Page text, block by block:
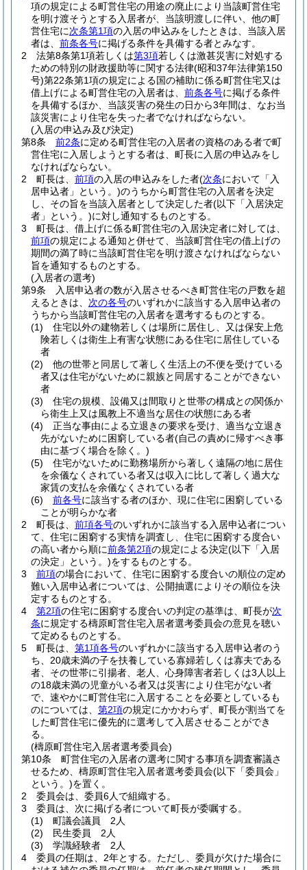
項の規定による町営住宅の用途の廃止により当該町営住宅
を明け渡そうとする入居者が、当該明渡しに伴い、他の町
営住宅に次条第1項の入居の申込みをしたときは、当該入居
者は、 前条各号に掲げる条件を具備する者とみなす。
2
法第8条第1項若しくは第3項若しくは激甚災害に対処する
ための特別の財政援助等に関する法律(昭和37年法律第150
号)第22条第1項の規定による国の補助に係る町営住宅又は
借上げによる町営住宅の入居者は、 前条各号に掲げる条件
を具備するほか、当該災害の発生の日から3年間は、なお当
該災害により住宅を失った者でなければならない。
(入居の申込み及び決定)
第8条
前2条に定める町営住宅の入居者の資格のある者で町
営住宅に入居しようとする者は、町長に入居の申込みをし
なければならない。
2
町長は、 前項の入居の申込みをした者(次条において「入
居申込者」という。)のうちから町営住宅の入居者を決定
し、その旨を当該入居者として決定した者(以下「入居決定
者」という。)に対し通知するものとする。
3
町長は、借上げに係る町営住宅の入居決定者に対しては、
前項の規定による通知と併せて、当該町営住宅の借上げの
期間の満了時に当該町営住宅を明け渡さなければならない
旨を通知するものとする。
(入居者の選考)
第9条
入居申込者の数が入居させるべき町営住宅の戸数を超
えるときは、 次の各号のいずれかに該当する入居申込者の
うちから当該町営住宅の入居者を選考するものとする。
(1)
住宅以外の建物若しくは場所に居住し、又は保安上危
険若しくは衛生上有害な状態にある住宅に居住している
者
(2)
他の世帯と同居して著しく生活上の不便を受けている
者又は住宅がないために親族と同居することができない
者
(3)
住宅の規模、設備又は間取りと世帯の構成との関係か
ら衛生上又は風教上不適当な居住の状態にある者
(4)
正当な事由による立退きの要求を受け、適当な立退き
先がないために困窮している者(自己の責めに帰すべき事
由に基づく場合を除く。)
(5)
住宅がないために勤務場所から著しく遠隔の地に居住
を余儀なくされている者又は収入に比して著しく過大な
家賃の支払を余儀なくされている者
(6)
前各号に該当する者のほか、現に住宅に困窮している
ことが明らかな者
2
町長は、 前項各号のいずれかに該当する入居申込者につい
て、住宅に困窮する実情を調査し、住宅に困窮する度合い
の高い者から順に前条第2項の規定による決定(以下「入居
の決定」という。)をするものとする。
3
前項の場合において、住宅に困窮する度合いの順位の定め
難い入居申込者については、公開抽選によりその順位を決
定するものとする。
4
第2項の住宅に困窮する度合いの判定の基準は、町長が次
条に規定する檮原町営住宅入居者選考委員会の意見を聴い
て定めるものとする。
5
町長は、 第1項各号のいずれかに該当する入居申込者のう
ち、20歳未満の子を扶養している寡婦若しくは寡夫である
者、その世帯に引揚者、老人、心身障害者若しくは3人以上
の18歳未満の児童がいる者又は災害により住宅がない者
で、速やかに町営住宅に入居することを必要としているも
のについては、 第2項の規定にかかわらず、町長が割当てを
した町営住宅に優先的に選考して入居させることができ
る。
(檮原町営住宅入居者選考委員会)
第10条
町営住宅の入居者の選考に関する事項を調査審議さ
せるため、檮原町営住宅入居者選考委員会(以下「委員会」
という。)を置く。
2
委員会は、委員6人で組織する。
3
委員は、次に掲げる者について町長が委嘱する。
(1)
町議会議員 2人
(2)
民生委員 2人
(3)
学識経験者 2人
4
委員の任期は、2年とする。 ただし、委員が欠けた場合に